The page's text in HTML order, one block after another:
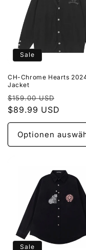
Sale
CH-Chrome Hearts
Jacket
Normaler
Preis
$159.00 USD
$89.99 USD
Optionen
Sale